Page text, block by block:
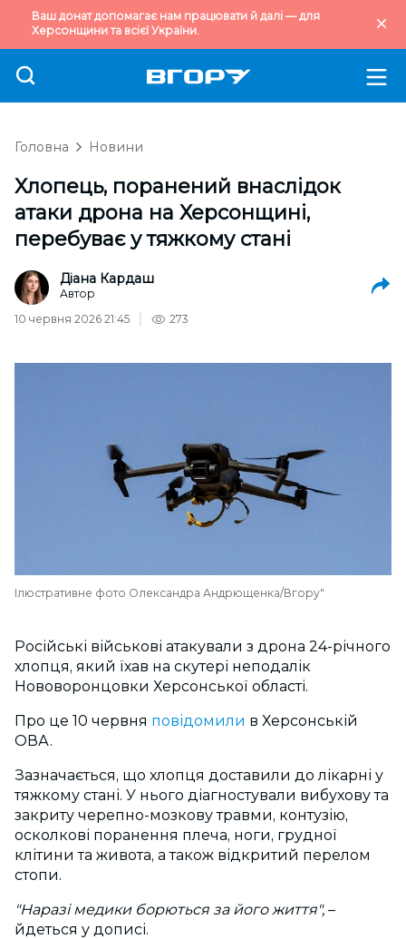
Ваш донат допомагає нам працювати й далі — для
Херсонщини та всієї України.
Головна Новини
Хлопець, поранений внаслідок
атаки дрона на Херсонщині,
перебуває у тяжкому стані
Діана Кардаш
Автор
10 червня 2026 21:45
273
Ілюстративне фото Олександра Андрющенка/Вгору"
Російські військові атакували з дрона 24-річного
хлопця, який їхав на скутері неподалік
Нововоронцовки Херсонської області.
Про це 10 червня повідомили в Херсонській
ОВА.
Зазначається, що хлопця доставили до лікарні у
тяжкому стані. У нього діагностували вибухову та
закриту черепно-мозкову травми, контузію,
осколкові поранення плеча, ноги, грудної
клітини та живота, а також відкритий перелом
стопи.
"Наразі медики борються за його життя", –
йдеться у дописі.